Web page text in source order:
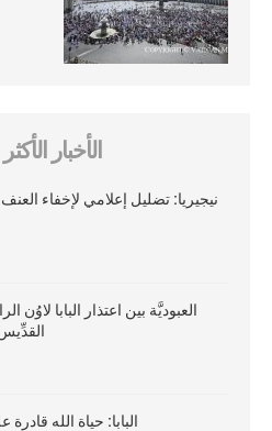
الأخبار
نيجيريا: تضليل إعلامي لإخفاء
العبوديَّة بين اعتذار البابا
البابا: حياة الله قادرة